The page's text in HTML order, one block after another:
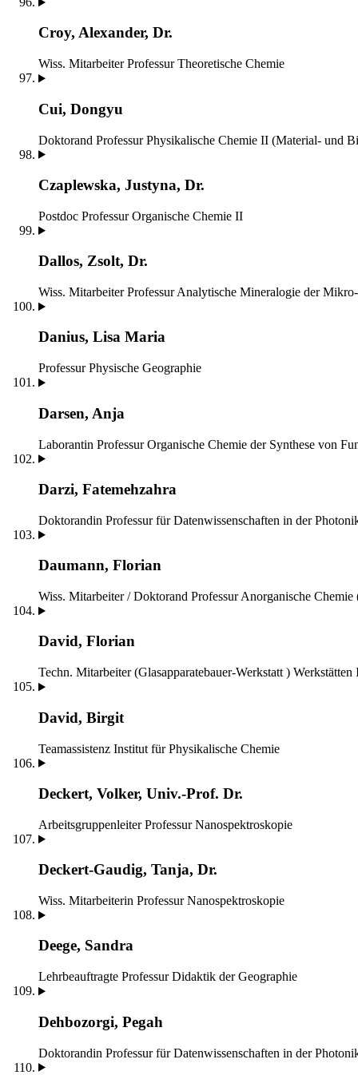
Croy, Alexander, Dr.
Wiss. Mitarbeiter Professur Theoretische Chemie
Cui, Dongyu
Doktorand Professur Physikalische Chemie II (Material- und
Czaplewska, Justyna, Dr.
Postdoc Professur Organische Chemie II
Dallos, Zsolt, Dr.
Wiss. Mitarbeiter Professur Analytische Mineralogie der
Danius, Lisa Maria
Professur Physische Geographie
Darsen, Anja
Laborantin Professur Organische Chemie der Synthese von
Darzi, Fatemehzahra
Doktorandin Professur für Datenwissenschaften in der
Daumann, Florian
Wiss. Mitarbeiter / Doktorand Professur Anorganische Chemie
David, Florian
Techn. Mitarbeiter (Glasapparatebauer-Werkstatt )
David, Birgit
Teamassistenz Institut für Physikalische Chemie
Deckert, Volker, Univ.-Prof. Dr.
Arbeitsgruppenleiter Professur Nanospektroskopie
Deckert-Gaudig, Tanja, Dr.
Wiss. Mitarbeiterin Professur Nanospektroskopie
Deege, Sandra
Lehrbeauftragte Professur Didaktik der Geographie
Dehbozorgi, Pegah
Doktorandin Professur für Datenwissenschaften in der